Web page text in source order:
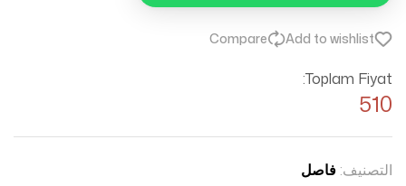
Add to wishlist
Compare
Toplam Fiyat:
510
التصنيف: فاصل